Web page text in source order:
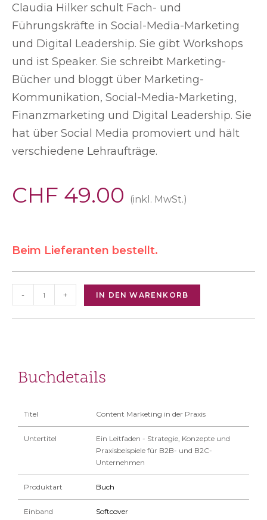
Claudia Hilker schult Fach- und
Führungskräfte in Social-Media-Marketing
und Digital Leadership. Sie gibt Workshops
und ist Speaker. Sie schreibt Marketing-
Bücher und bloggt über Marketing-
Kommunikation, Social-Media-Marketing,
Finanzmarketing und Digital Leadership. Sie
hat über Social Media promoviert und hält
verschiedene Lehraufträge.
CHF 49.00 (inkl. MwSt.)
Beim Lieferanten bestellt.
- + IN DEN WARENKORB
Buchdetails
Titel Content Marketing in der Praxis
Untertitel
Ein Leitfaden - Strategie, Konzepte und
Praxisbeispiele für B2B- und B2C-
Unternehmen
Produktart Buch
Einband Softcover